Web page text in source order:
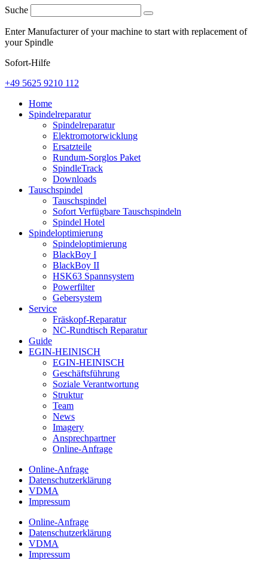
Suche
Enter Manufacturer of your machine to start with replacement of
your Spindle
Sofort-Hilfe
+49 5625 9210 112
Home
Spindelreparatur
Spindelreparatur
Elektromotorwicklung
Ersatzteile
Rundum-Sorglos Paket
SpindleTrack
Downloads
Tauschspindel
Tauschspindel
Sofort Verfügbare Tauschspindeln
Spindel Hotel
Spindeloptimierung
Spindeloptimierung
BlackBoy I
BlackBoy II
HSK63 Spannsystem
Powerfilter
Gebersystem
Service
Fräskopf-Reparatur
NC-Rundtisch Reparatur
Guide
EGIN-HEINISCH
EGIN-HEINISCH
Geschäftsführung
Soziale Verantwortung
Struktur
Team
News
Imagery
Ansprechpartner
Online-Anfrage
Online-Anfrage
Datenschutzerklärung
VDMA
Impressum
Online-Anfrage
Datenschutzerklärung
VDMA
Impressum